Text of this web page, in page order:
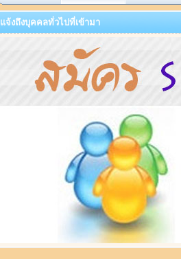
แจ้งถึงบุคคลทั่วไปที่เข้ามา